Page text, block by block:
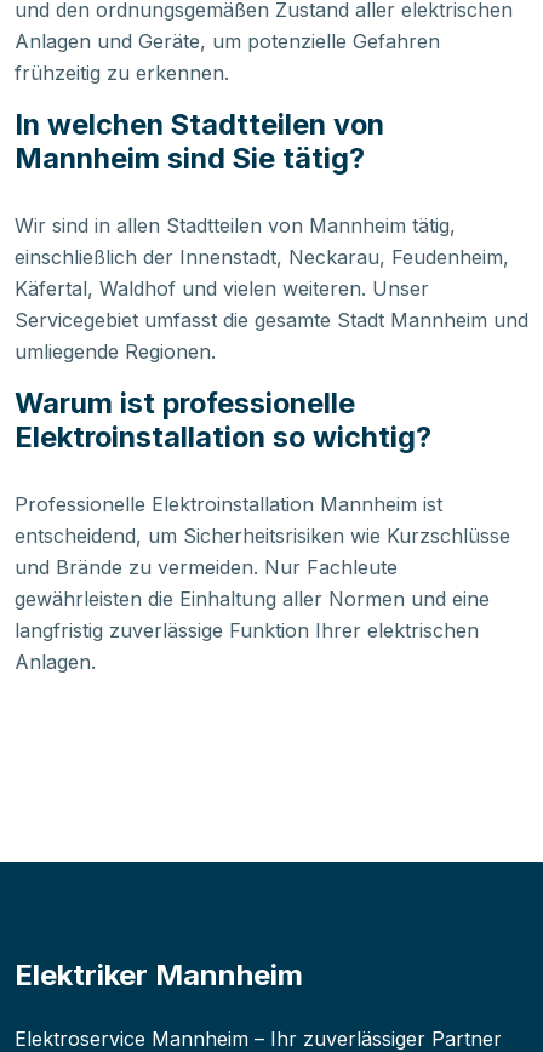
und den ordnungsgemäßen Zustand aller elektrischen
Anlagen und Geräte, um potenzielle Gefahren
frühzeitig zu erkennen.
In welchen Stadtteilen von
Mannheim sind Sie tätig?
Wir sind in allen Stadtteilen von Mannheim tätig,
einschließlich der Innenstadt, Neckarau, Feudenheim,
Käfertal, Waldhof und vielen weiteren. Unser
Servicegebiet umfasst die gesamte Stadt Mannheim und
umliegende Regionen.
Warum ist professionelle
Elektroinstallation so wichtig?
Professionelle Elektroinstallation Mannheim ist
entscheidend, um Sicherheitsrisiken wie Kurzschlüsse
und Brände zu vermeiden. Nur Fachleute
gewährleisten die Einhaltung aller Normen und eine
langfristig zuverlässige Funktion Ihrer elektrischen
Anlagen.
Elektriker Mannheim
Elektroservice Mannheim – Ihr zuverlässiger Partner